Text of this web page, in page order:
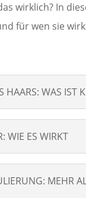
wirklich? In
für wen sie
WAS IST
WIE ES WIRKT
MEHR